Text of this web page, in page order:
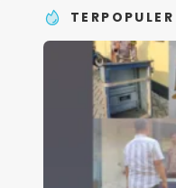
Sejak Dini
TERPOPULER